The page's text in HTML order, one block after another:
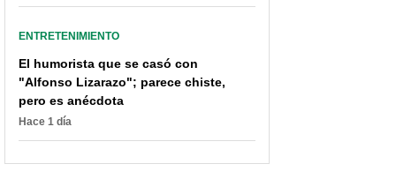
ENTRETENIMIENTO
El humorista que se casó con
"Alfonso Lizarazo"; parece chiste,
pero es anécdota
Hace 1 día